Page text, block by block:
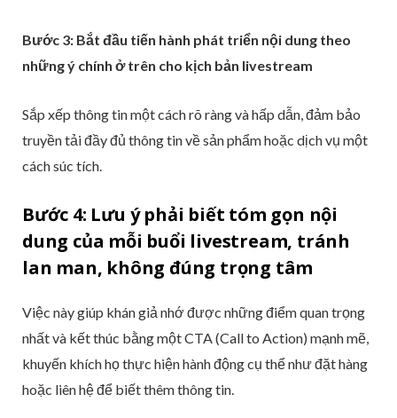
Bước 3: Bắt đầu tiến hành phát triển nội dung theo
những ý chính ở trên cho kịch bản livestream
Sắp xếp thông tin một cách rõ ràng và hấp dẫn, đảm bảo
truyền tải đầy đủ thông tin về sản phẩm hoặc dịch vụ một
cách súc tích.
Bước 4: Lưu ý phải biết tóm gọn nội
dung của mỗi buổi livestream, tránh
lan man, không đúng trọng tâm
Việc này giúp khán giả nhớ được những điểm quan trọng
nhất và kết thúc bằng một CTA (Call to Action) mạnh mẽ,
khuyến khích họ thực hiện hành động cụ thể như đặt hàng
hoặc liên hệ để biết thêm thông tin.